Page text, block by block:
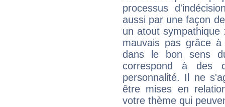
processus
aussi par une façon
un atout
mauvais pas grâce
dans le bon sens
correspond à des
personnalité. Il ne
être mises en
votre thème qui